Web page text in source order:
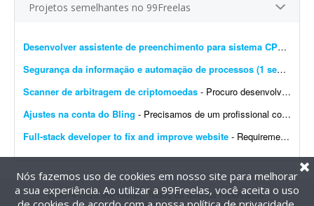
Projetos semelhantes no 99Freelas
Desenvolver assistente de preenchimento para sistema CPROEIS
Segurança da informação e automação de processos (1 semana)
Scanner de arbitragem de criptomoedas - Procuro desenvolvedor full stack para criar uma plataforma profissional e scanner de arbitragem de criptomoedas, semelhante às principais soluções internacionais do mercado, po...
Ajustes na conta do Bling - Precisamos de um profissional com experiência em e-commerce e em configurações no Bling. Atualmente temos a conta de um cliente integrada com loja própria, Mercado Livre,...
Full-stack developer to fix and improve website - Requirements: - Basic to intermediate full-stack development skills - Experience with front-end and back-end web development - Ability to troubleshoot bugs and make small improvements - Good commu...
@2014-2026 99Freelas. Todos os direitos reservados.
Nós fazemos uso de cookies em nosso site para melhorar
a sua experiência. Ao utilizar a 99Freelas, você aceita o uso